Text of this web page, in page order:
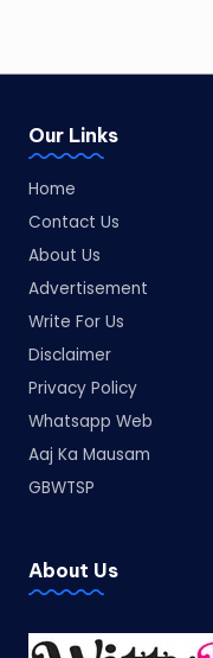
Our Links
Home
Contact Us
About Us
Advertisement
Write For Us
Disclaimer
Privacy Policy
Whatsapp Web
Aaj Ka Mausam
GBWTSP
About Us